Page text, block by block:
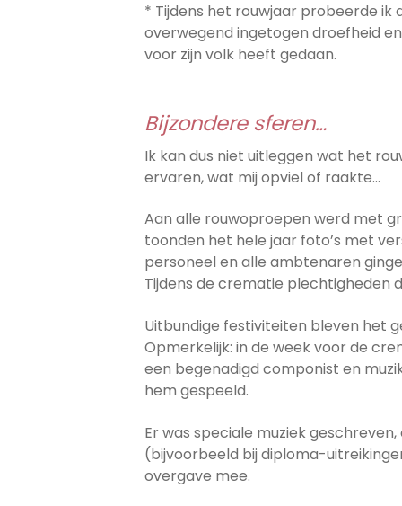
* Tijdens het rouwjaar probeerde ik
overwegend ingetogen droefheid
voor zijn volk heeft gedaan.
Bijzondere sferen…
Ik kan dus niet uitleggen wat het
ervaren, wat mij opviel of raakte…
Aan alle rouwoproepen werd met
toonden het hele jaar foto’s met
personeel en alle ambtenaren
Tijdens de crematie plechtigheden
Uitbundige festiviteiten bleven het
Opmerkelijk: in de week voor de
een begenadigd componist en
hem gespeeld.
Er was speciale muziek
(bijvoorbeeld bij diploma-
overgave mee.